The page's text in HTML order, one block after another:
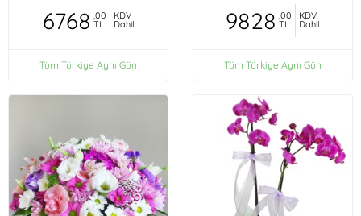
6768 ,00
TL
KDV
Dahil
Tüm Türkiye Aynı Gün
9828 ,00
TL
KDV
Dahil
Tüm Türkiye Aynı Gün